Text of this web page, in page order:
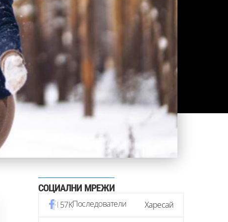
СОЦИАЛНИ МРЕЖИ
57KПоследователи Харесай